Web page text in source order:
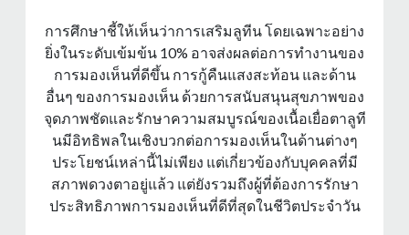
การศึกษาชี้ให้เห็นว่าการเสริมลูทีน โดยเฉพาะอย่าง
ยิ่งในระดับเข้มข้น 10% อาจส่งผลต่อการทํางานของ
การมองเห็นที่ดีขึ้น การกู้คืนแสงสะท้อน และด้าน
อื่นๆ ของการมองเห็น ด้วยการสนับสนุนสุขภาพของ
จุดภาพชัดและรักษาความสมบูรณ์ของเนื้อเยื่อตาลูที
นมีอิทธิพลในเชิงบวกต่อการมองเห็นในด้านต่างๆ
ประโยชน์เหล่านี้ไม่เพียง แต่เกี่ยวข้องกับบุคคลที่มี
สภาพดวงตาอยู่แล้ว แต่ยังรวมถึงผู้ที่ต้องการรักษา
ประสิทธิภาพการมองเห็นที่ดีที่สุดในชีวิตประจําวัน